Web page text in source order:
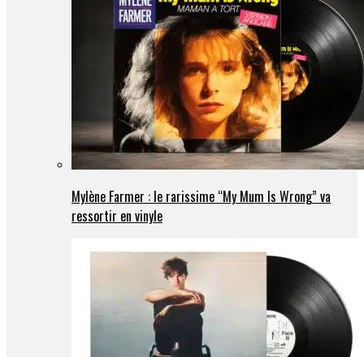
Mylène Farmer : le rarissime “My Mum Is Wrong” va
ressortir en vinyle